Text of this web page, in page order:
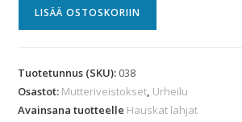
LISÄÄ OSTOSKORIIN
Tuotetunnus (SKU): 038
Osastot: Mutteriveistokset, Urheilu
Avainsana tuotteelle Hauskat lahjat